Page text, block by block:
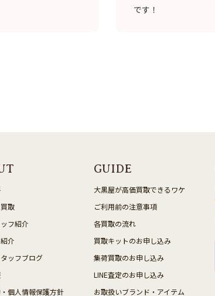
です！
取
フ紹介
介
ッフブログ
個人情報保護方針
GUIDE
大黒屋が高価買取できるワケ
ご利用前の注意事項
各買取の流れ
買取キットのお申し込み
集荷買取のお申し込み
LINE査定のお申し込み
お取扱いブランド・アイテム